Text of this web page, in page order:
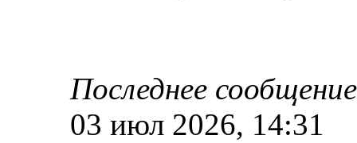
Последнее
03 июл 2026, 14:31